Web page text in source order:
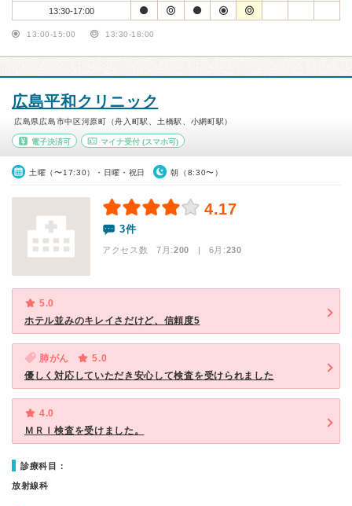
13:30-17:00
13:00-15:00 13:30-18:00
広島平和クリニック
広島県広島市中区河原町（舟入町駅、土橋駅、小網町駅）
電子決済可 マイナ受付(スマホ可)
土曜（〜17:30）・日曜・祝日 朝（8:30〜）
4.17
3件
アクセス数 7月:200 | 6月:230
5.0
ホテル並みのキレイさだけど、信頼度5
肺がん
5.0
優しく対応していただき安心して検査を受けられました
4.0
ＭＲＩ検査を受けました。
診療科目：
放射線科